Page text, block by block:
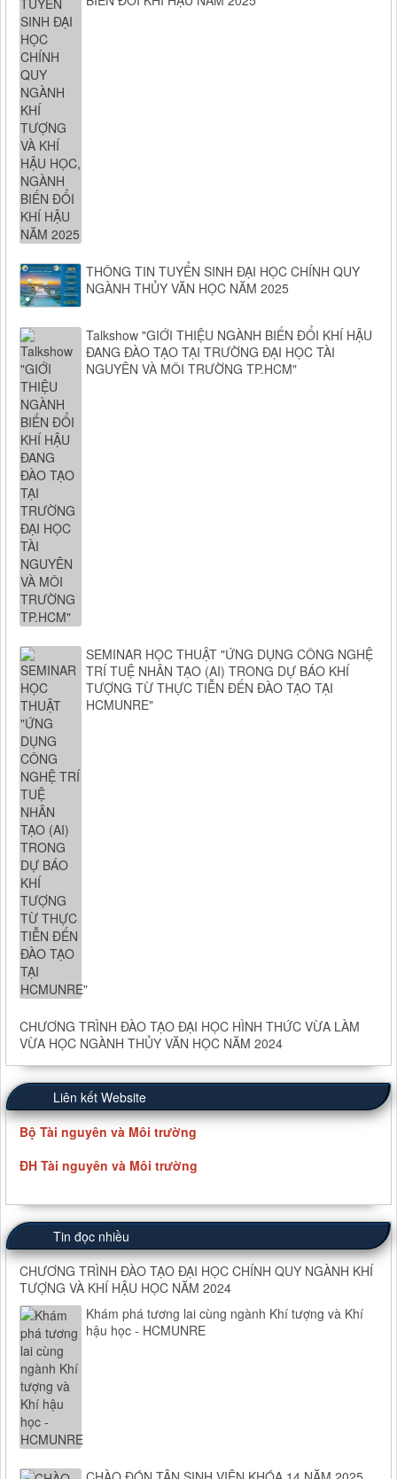
THÔNG TIN TUYỂN SINH ĐẠI HỌC CHÍNH QUY
NGÀNH THỦY VĂN HỌC NĂM 2025
Talkshow "GIỚI THIỆU NGÀNH BIẾN ĐỔI KHÍ HẬU
ĐANG ĐÀO TẠO TẠI TRƯỜNG ĐẠI HỌC TÀI
NGUYÊN VÀ MÔI TRƯỜNG TP.HCM"
SEMINAR HỌC THUẬT "ỨNG DỤNG CÔNG NGHỆ
TRÍ TUỆ NHÂN TẠO (AI) TRONG DỰ BÁO KHÍ
TƯỢNG TỪ THỰC TIỄN ĐẾN ĐÀO TẠO TẠI
HCMUNRE"
CHƯƠNG TRÌNH ĐÀO TẠO ĐẠI HỌC HÌNH THỨC VỪA LÀM
VỪA HỌC NGÀNH THỦY VĂN HỌC NĂM 2024
Liên kết Website
Bộ Tài nguyên và Môi trường
ĐH Tài nguyên và Môi trường
Tin đọc nhiều
CHƯƠNG TRÌNH ĐÀO TẠO ĐẠI HỌC CHÍNH QUY NGÀNH KHÍ
TƯỢNG VÀ KHÍ HẬU HỌC NĂM 2024
Khám phá tương lai cùng ngành Khí tượng và Khí
hậu học - HCMUNRE